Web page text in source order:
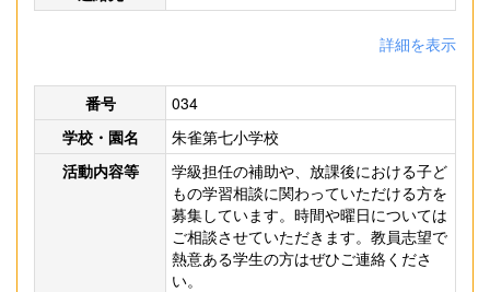
詳細を表示
番号
034
学校・園名
朱雀第七小学校
活動内容等
学級担任の補助や、放課後における子ど
もの学習相談に関わっていただける方を
募集しています。時間や曜日については
ご相談させていただきます。教員志望で
熱意ある学生の方はぜひご連絡くださ
い。